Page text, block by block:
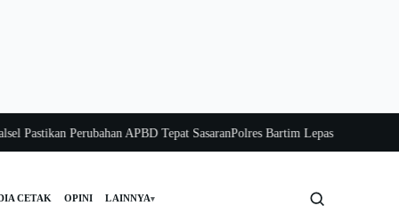
Perubahan APBD Tepat SasaranPolres Bartim Lepas Bakti Sosial untuk
CETAK OPINI LAINNYA▾